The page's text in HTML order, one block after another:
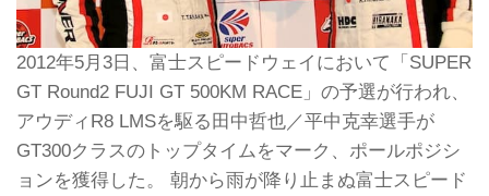
2012年5月3日、富士スピードウェイにおいて「SUPER
GT Round2 FUJI GT 500KM RACE」の予選が行われ、
アウディR8 LMSを駆る田中哲也／平中克幸選手が
GT300クラスのトップタイムをマーク、ポールポジシ
ョンを獲得した。 朝から雨が降り止まぬ富士スピード